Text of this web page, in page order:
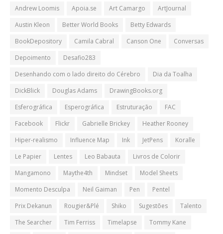
Andrew Loomis
Apoia.se Art Camargo
ArtJournal
Austin Kleon
Better World Books
Betty Edwards
BookDepository
Camila Cabral Canson One
Conversas
Depoimento
Desafio283
Desenhando com o lado direito do Cérebro
Dia da Toalha
DickBlick
Douglas Adams
DrawingBooks.org
Esferográfica
Esperográfica Estruturação
FAC
Facebook
Flickr Gabrielle Brickey
Heather Rooney
Hiper-realismo
Influence Map Ink JetPens
Koralle
Le Papier
Lentes Leo Babauta
Livros de Colorir
Mangamono
Maythe4th Mindset
Model Sheets
Momento Desculpa
Neil Gaiman Pen
Pentel
Prix Dekanun
Rougier&Plé Shiko Sugestões
Talento
The Searcher
Tim Ferriss Timelapse
Tommy Kane